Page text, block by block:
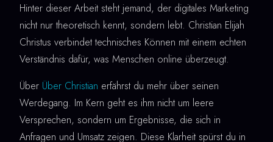
Hinter dieser Arbeit steht jemand, der digitales Marketing
nicht nur theoretisch kennt, sondern lebt. Christian Elijah
Christus verbindet technisches Können mit einem echten
Verständnis dafür, was Menschen online überzeugt.
Über Über Christian erfährst du mehr über seinen
Werdegang. Im Kern geht es ihm nicht um leere
Versprechen, sondern um Ergebnisse, die sich in
Anfragen und Umsatz zeigen. Diese Klarheit spürst du in